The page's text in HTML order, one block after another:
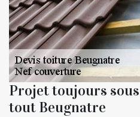
Projet toujours
tout Beugnatre